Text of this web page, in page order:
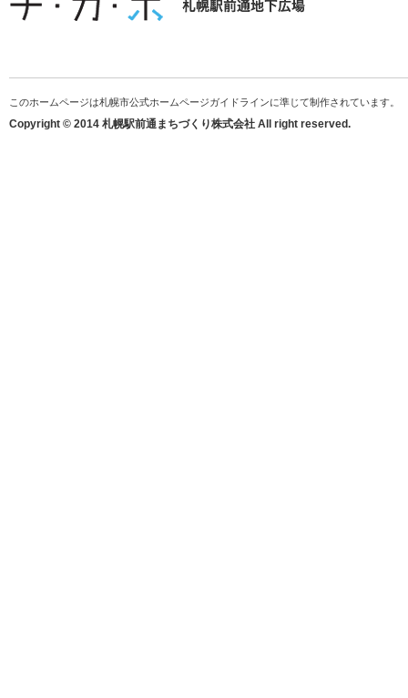
このホームページは札幌市公式ホームページガイドラインに準じて制作されています。
Copyright © 2014 札幌駅前通まちづくり株式会社 All right reserved.